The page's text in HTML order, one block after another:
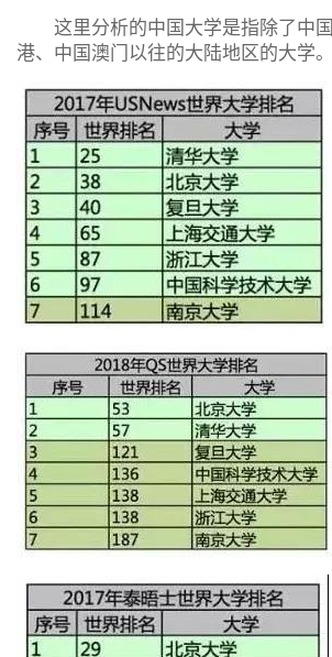
这里分析的中国大学是指除了中
港、中国澳门以往的大陆地区的大学。